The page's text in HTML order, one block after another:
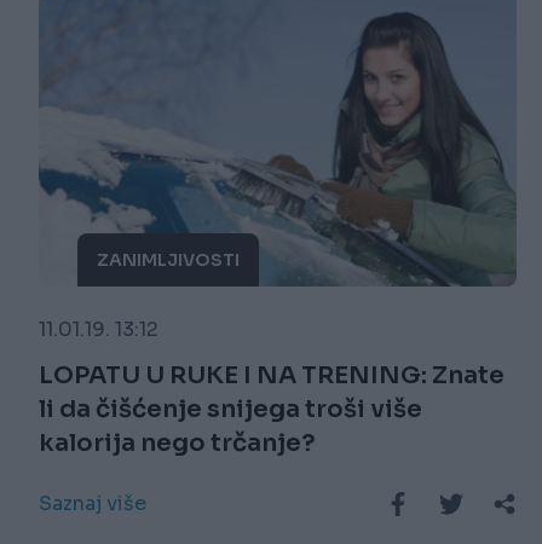
ZANIMLJIVOSTI
11.01.19. 13:12
LOPATU U RUKE I NA TRENING: Znate
li da čišćenje snijega troši više
kalorija nego trčanje?
Saznaj više